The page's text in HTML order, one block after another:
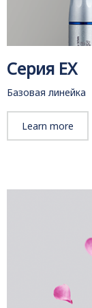
Серия EX
Базовая линейка
Learn more